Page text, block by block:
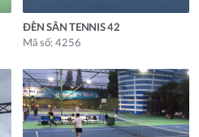
ĐÈN SÂN TENNIS 42
Mã số: 4256